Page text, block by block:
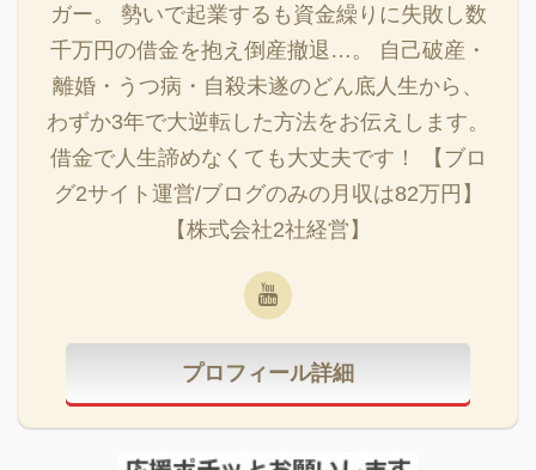
ガー。 勢いで起業するも資金繰りに失敗し数
千万円の借金を抱え倒産撤退…。 自己破産・
離婚・うつ病・自殺未遂のどん底人生から、
わずか3年で大逆転した方法をお伝えします。
借金で人生諦めなくても大丈夫です！ 【ブロ
グ2サイト運営/ブログのみの月収は82万円】
【株式会社2社経営】
プロフィール詳細